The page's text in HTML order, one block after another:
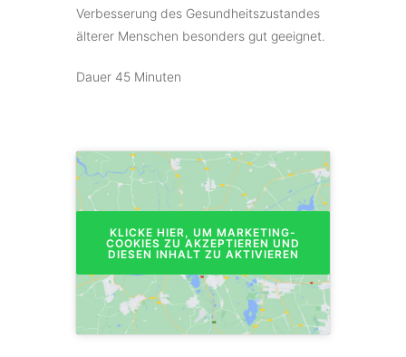
Verbesserung des Gesundheitszustandes
älterer Menschen besonders gut geeignet.
Dauer 45 Minuten
KLICKE HIER, UM MARKETING-
COOKIES ZU AKZEPTIEREN UND
DIESEN INHALT ZU AKTIVIEREN